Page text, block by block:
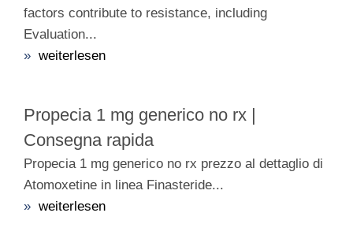
factors contribute to resistance, including
Evaluation...
» weiterlesen
Propecia 1 mg generico no rx |
Consegna rapida
Propecia 1 mg generico no rx prezzo al dettaglio di
Atomoxetine in linea Finasteride...
» weiterlesen